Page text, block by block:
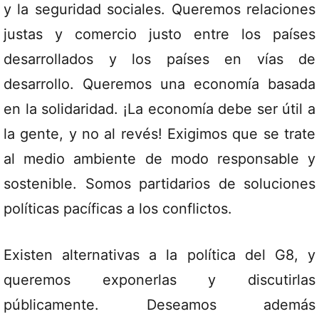
y la seguridad sociales. Queremos relaciones
justas y comercio justo entre los países
desarrollados y los países en vías de
desarrollo. Queremos una economía basada
en la solidaridad. ¡La economía debe ser útil a
la gente, y no al revés! Exigimos que se trate
al medio ambiente de modo responsable y
sostenible. Somos partidarios de soluciones
políticas pacíficas a los conflictos.
Existen alternativas a la política del G8, y
queremos exponerlas y discutirlas
públicamente. Deseamos además